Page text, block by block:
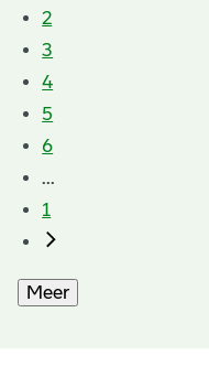
2
3
4
5
6
...
1
Meer